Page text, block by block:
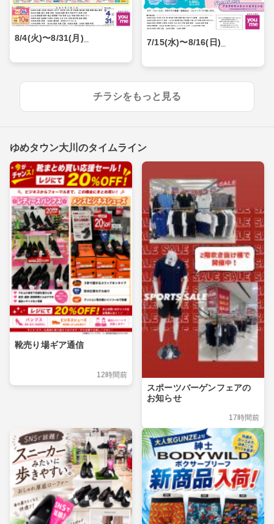
8/4(火)〜8/31(月)_ 7/15(水)〜8/16(日)_
チラシをもっと見る
ゆめタウン大川のタイムライン
靴売り場ギア通信
12時間前
スポーツバーゲンフェアの
お知らせ
17時間前